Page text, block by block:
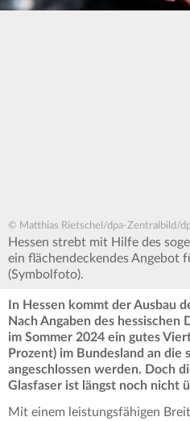
© Matthias Rietschel/dpa-Zentralbild/
Hessen strebt mit Hilfe des
ein flächendeckendes Angebot
(Symbolfoto).
In Hessen kommt der Ausbau
Nach Angaben des
im Sommer 2024 ein gutes
Prozent) im Bundesland an die
angeschlossen werden. Doch
Glasfaser ist längst noch nicht
Mit einem leistungsfähigen